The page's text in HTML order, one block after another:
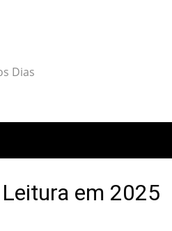
Dias
em 2025